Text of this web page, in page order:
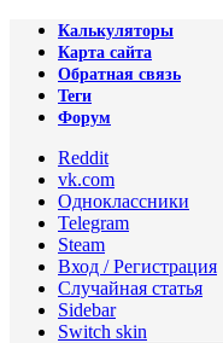
Калькуляторы
Карта сайта
Обратная связь
Теги
Форум
Reddit
vk.com
Одноклассники
Telegram
Steam
Вход / Регистрация
Случайная статья
Sidebar
Switch skin